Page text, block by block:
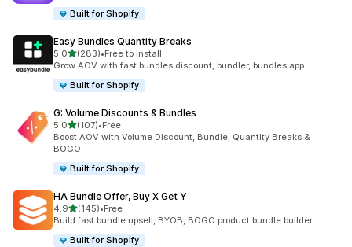
Built for Shopify
Easy Bundles Quantity Breaks
5.0별 5개 중
(283)
총 리뷰 283개
•Free to install
Grow AOV with fast bundles discount, bundler, bundles app
Built for Shopify
G: Volume Discounts & Bundles
5.0별 5개 중
(107)
총 리뷰 107개
•Free
Boost AOV with Volume Discount, Bundle, Quantity Breaks &
BOGO
Built for Shopify
HA Bundle Offer, Buy X Get Y
4.9별 5개 중
(145)
총 리뷰 145개
•Free
Build fast bundle upsell, BYOB, BOGO product bundle builder
Built for Shopify